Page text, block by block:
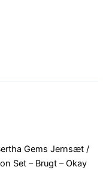
Gems Jernsæt /
Set – Brugt – Okay